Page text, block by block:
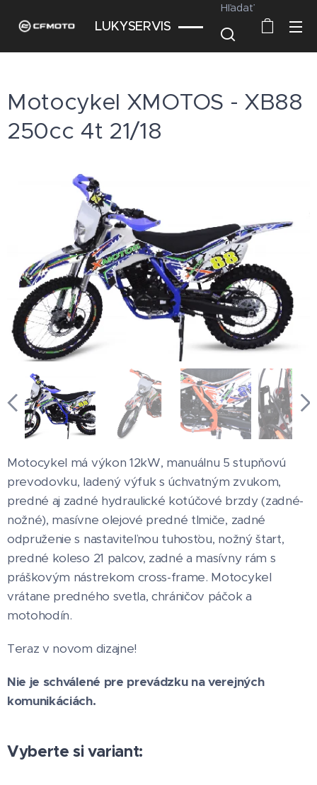
LUKYSERVIS
Hľadať
Motocykel XMOTOS - XB88
250cc 4t 21/18
Motocykel má výkon 12kW, manuálnu 5 stupňovú
prevodovku, ladený výfuk s úchvatným zvukom,
predné aj zadné hydraulické kotúčové brzdy (zadné-
nožné), masívne olejové predné tlmiče, zadné
odpruženie s nastaviteľnou tuhosťou, nožný štart,
predné koleso 21 palcov, zadné a masívny rám s
práškovým nástrekom cross-frame. Motocykel
vrátane predného svetla, chráničov páčok a
motohodín.
Teraz v novom dizajne!
Nie je schválené pre prevádzku na verejných
komunikáciách.
Vyberte si variant: